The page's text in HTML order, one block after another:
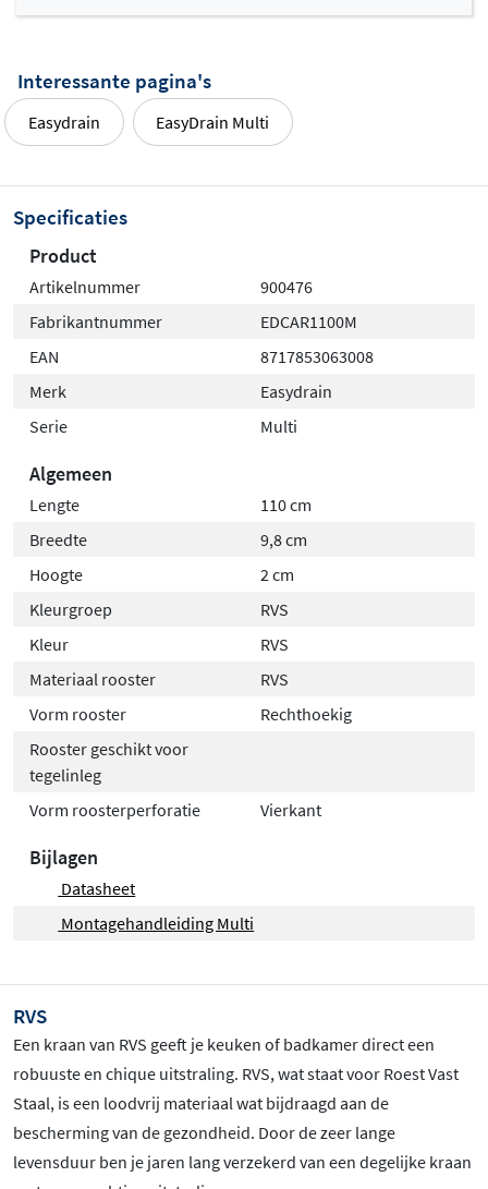
Interessante pagina's
Easydrain EasyDrain Multi
Specificaties
Product
Artikelnummer
900476
Fabrikantnummer
EDCAR1100M
EAN
8717853063008
Merk
Easydrain
Serie
Multi
Algemeen
Lengte
110 cm
Breedte
9,8 cm
Hoogte
2 cm
Kleurgroep
RVS
Kleur
RVS
Materiaal rooster
RVS
Vorm rooster
Rechthoekig
Rooster geschikt voor
tegelinleg
Vorm roosterperforatie
Vierkant
Bijlagen
Datasheet
Montagehandleiding Multi
RVS
Een kraan van RVS geeft je keuken of badkamer direct een
robuuste en chique uitstraling. RVS, wat staat voor Roest Vast
Staal, is een loodvrij materiaal wat bijdraagd aan de
bescherming van de gezondheid. Door de zeer lange
levensduur ben je jaren lang verzekerd van een degelijke kraan